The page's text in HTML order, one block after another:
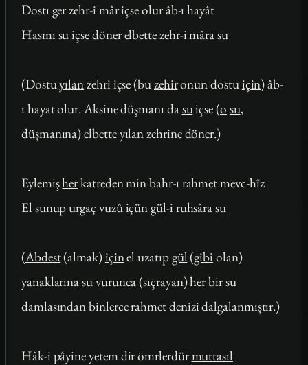
Dostı ger zehr-i mâr içse olur âb-ı hayât
Hasmı suiçse dönerelbettezehr-i mârasu
(Dostuyılanzehri içse (buzehironun dostuiçin) âb-
ı hayat olur. Aksine düşmanı dasuiçse (o su,
düşmanına)elbetteyılanzehrine döner.)
Eylemişherkatreden min bahr-ı rahmet mevc-hîz
El sunup urgaç vuzû içüngül-i ruhsârasu
(Abdest(almak)içinel uzatıpgül(gibi olan)
yanaklarınasuvurunca (sıçrayan)herbirsu
damlasından binlerce rahmet denizi dalgalanmıştır.)
Hâk-i pâyine yetem dir ömrlerdürmuttasıl